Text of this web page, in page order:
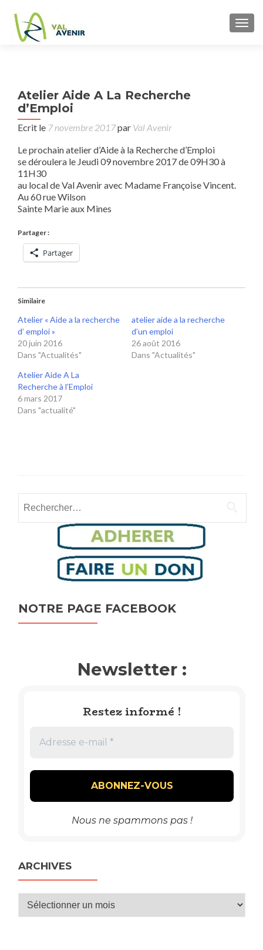
Atelier Aide A La Recherche
d’Emploi
Ecrit le 7 novembre 2017par Val Avenir
Le prochain atelier d’Aide à la Recherche d’Emploi
se déroulera le Jeudi 09 novembre 2017 de 09H30 à
11H30
au local de Val Avenir avec Madame Françoise Vincent.
Au 60 rue Wilson
Sainte Marie aux Mines
Partager :
Partager
Similaire
Atelier « Aide a la recherche
d’ emploi »
20 juin 2016
Dans "Actualités"
atelier aide a la recherche
d’un emploi
26 août 2016
Dans "Actualités"
Atelier Aide A La
Recherche à l’Emploi
6 mars 2017
Dans "actualité"
NOTRE PAGE FACEBOOK
Newsletter :
Restez informé !
Nous ne spammons pas !
ARCHIVES
Archives